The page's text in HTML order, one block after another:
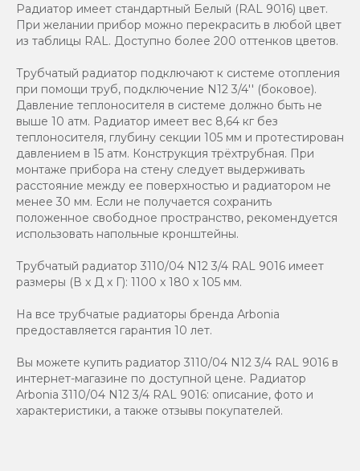
Радиатор имеет стандартный Белый (RAL 9016) цвет.
При желании прибор можно перекрасить в любой цвет
из таблицы RAL. Доступно более 200 оттенков цветов.
Трубчатый радиатор подключают к системе отопления
при помощи труб, подключение N12 3/4'' (боковое).
Давление теплоносителя в системе должно быть не
выше 10 атм. Радиатор имеет вес 8,64 кг без
теплоносителя, глубину секции 105 мм и протестирован
давлением в 15 атм. Конструкция трёхтрубная. При
монтаже прибора на стену следует выдерживать
расстояние между ее поверхностью и радиатором не
менее 30 мм. Если не получается сохранить
положенное свободное пространство, рекомендуется
использовать напольные кронштейны.
Трубчатый радиатор 3110/04 N12 3/4 RAL 9016 имеет
размеры (В x Д x Г): 1100 x 180 x 105 мм.
На все трубчатые радиаторы бренда Аrbonia
предоставляется гарантия 10 лет.
Вы можете купить радиатор 3110/04 N12 3/4 RAL 9016 в
интернет-магазине по доступной цене. Радиатор
Arbonia 3110/04 N12 3/4 RAL 9016: описание, фото и
характеристики, а также отзывы покупателей.